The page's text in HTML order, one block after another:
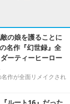
の娘を護ることに
名作『幻世録』全
ーティーヒーロー
作が全面リメイクされ